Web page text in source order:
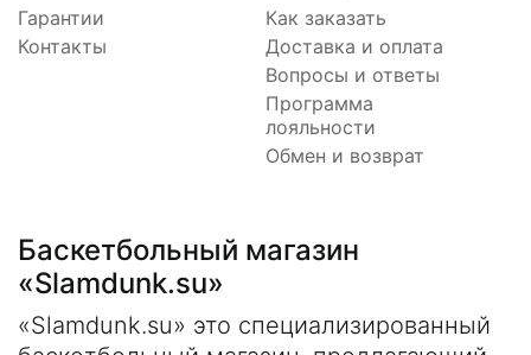
Гарантии
Контакты
Как заказать
Доставка и оплата
Вопросы и ответы
Программа
лояльности
Обмен и возврат
Баскетбольный магазин
«Slamdunk.su»
«Slamdunk.su» это специализированный